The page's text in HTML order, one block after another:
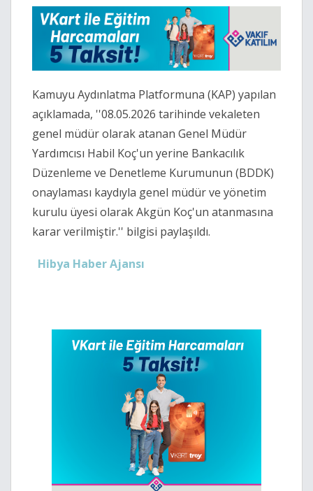
Kamuyu Aydınlatma Platformuna (KAP) yapılan
açıklamada, ''08.05.2026 tarihinde vekaleten
genel müdür olarak atanan Genel Müdür
Yardımcısı Habil Koç'un yerine Bankacılık
Düzenleme ve Denetleme Kurumunun (BDDK)
onaylaması kaydıyla genel müdür ve yönetim
kurulu üyesi olarak Akgün Koç'un atanmasına
karar verilmiştir.'' bilgisi paylaşıldı.
Hibya Haber Ajansı